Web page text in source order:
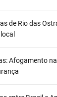
de Rio das
Afogamento